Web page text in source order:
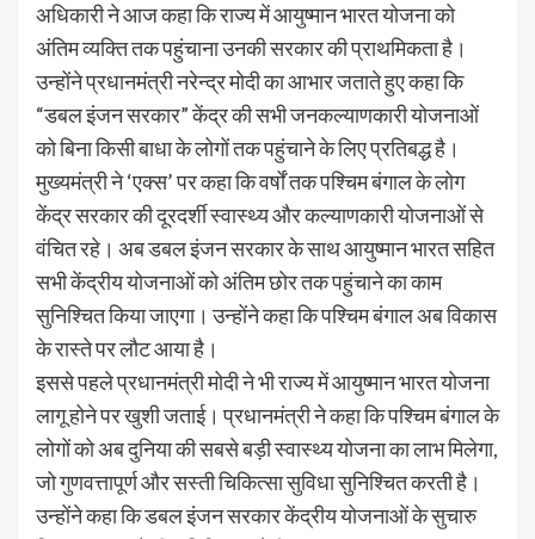
अधिकारी ने आज कहा कि राज्य में आयुष्मान भारत योजना को
अंतिम व्यक्ति तक पहुंचाना उनकी सरकार की प्राथमिकता है।
उन्होंने प्रधानमंत्री नरेन्द्र मोदी का आभार जताते हुए कहा कि
“डबल इंजन सरकार” केंद्र की सभी जनकल्याणकारी योजनाओं
को बिना किसी बाधा के लोगों तक पहुंचाने के लिए प्रतिबद्ध है।
मुख्यमंत्री ने ‘एक्स’ पर कहा कि वर्षों तक पश्चिम बंगाल के लोग
केंद्र सरकार की दूरदर्शी स्वास्थ्य और कल्याणकारी योजनाओं से
वंचित रहे। अब डबल इंजन सरकार के साथ आयुष्मान भारत सहित
सभी केंद्रीय योजनाओं को अंतिम छोर तक पहुंचाने का काम
सुनिश्चित किया जाएगा। उन्होंने कहा कि पश्चिम बंगाल अब विकास
के रास्ते पर लौट आया है।
इससे पहले प्रधानमंत्री मोदी ने भी राज्य में आयुष्मान भारत योजना
लागू होने पर खुशी जताई। प्रधानमंत्री ने कहा कि पश्चिम बंगाल के
लोगों को अब दुनिया की सबसे बड़ी स्वास्थ्य योजना का लाभ मिलेगा,
जो गुणवत्तापूर्ण और सस्ती चिकित्सा सुविधा सुनिश्चित करती है।
उन्होंने कहा कि डबल इंजन सरकार केंद्रीय योजनाओं के सुचारु